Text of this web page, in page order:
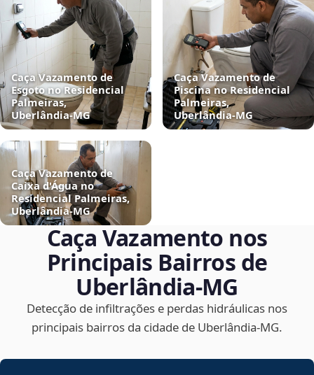
Caça Vazamento de
Esgoto no Residencial
Palmeiras,
Uberlândia‑MG
Caça Vazamento de
Piscina no Residencial
Palmeiras,
Uberlândia‑MG
Caça Vazamento de
Caixa d'Água no
Residencial Palmeiras,
Uberlândia‑MG
Caça Vazamento nos
Principais Bairros de
Uberlândia‑MG
Detecção de infiltrações e perdas hidráulicas nos
principais bairros da cidade de Uberlândia‑MG.